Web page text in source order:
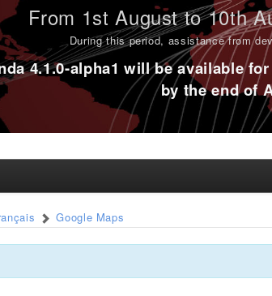
From 1st August to 10th
During this period, assistance from
4.1.0-alpha1 will be available
by the end of
Google Maps